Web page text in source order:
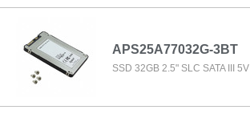
APS25A77032G-3BT
SSD 32GB 2.5" SLC SATA III 5V